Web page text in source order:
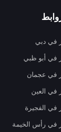
في دبي
في أبو ظبي
في عجمان
في العين
في الفجيرة
في رأس الخيمة